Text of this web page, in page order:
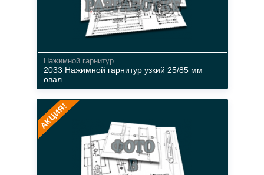
Нажимной гарнитур
2033 Нажимной гарнитур узкий 25/85 мм
овал
АКЦИЯ!